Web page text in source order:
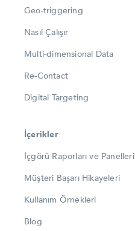
Geo-triggering
Nasıl Çalışır
Multi-dimensional Data
Re-Contact
Digital Targeting
İçerikler
İçgörü Raporları ve Panelleri
Müşteri Başarı Hikayeleri
Kullanım Örnekleri
Blog